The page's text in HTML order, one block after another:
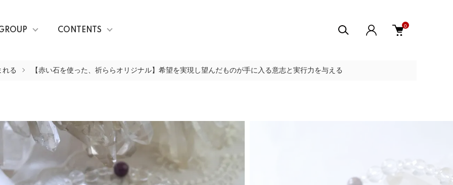
CONTENTS
0
れる 【赤い石を使った、祈ららオリジナル】希望を実現し望んだものが手に入る意志と実行力を与える